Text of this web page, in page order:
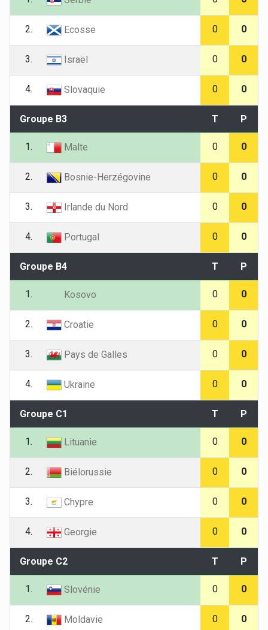
2. Ecosse 0 0
3. Israël 0 0
4. Slovaquie 0 0
Groupe B3 T P
1. Malte 0 0
2. Bosnie-Herzégovine 0 0
3. Irlande du Nord 0 0
4. Portugal 0 0
Groupe B4 T P
1. Kosovo 0 0
2. Croatie 0 0
3. Pays de Galles 0 0
4. Ukraine 0 0
Groupe C1 T P
1. Lituanie 0 0
2. Biélorussie 0 0
3. Chypre 0 0
4. Georgie 0 0
Groupe C2 T P
1. Slovénie 0 0
2. Moldavie 0 0